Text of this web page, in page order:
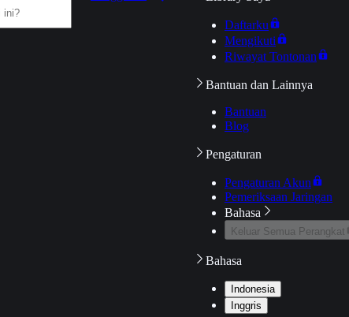
Daftarku
Mengikuti
Riwayat Tontonan
Bantuan dan Lainnya
Bantuan
Blog
Pengaturan
Pengaturan Akun
Pemeriksaan Jaringan
Bahasa
Keluar Semua Perangkat
Bahasa
Indonesia
Inggris